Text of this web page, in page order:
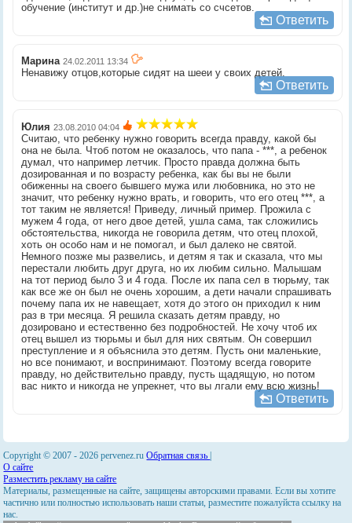
обучение (институт и др.)не снимать со счсетов.
Ответить
Марина 24.02.2011 13:34
Ненавижу отцов,которые сидят на шееи у своих детей.
Ответить
Юлия 23.08.2010 04:04
Считаю, что ребенку нужно говорить всегда правду, какой бы
она не была. Чтоб потом не оказалось, что папа - ***, а ребенок
думал, что например летчик. Просто правда должна быть
дозированная и по возрасту ребенка, как бы вы не были
обиженны на своего бывшего мужа или любовника, но это не
значит, что ребенку нужно врать, и говорить, что его отец ***, а
тот таким не является! Приведу, личный пример. Прожила с
мужем 4 года, от него двое детей, ушла сама, так сложились
обстоятельства, никогда не говорила детям, что отец плохой,
хоть он особо нам и не помогал, и был далеко не святой.
Немного позже мы развелись, и детям я так и сказала, что мы
перестали любить друг друга, но их любим сильно. Малышам
на тот период было 3 и 4 года. После их папа сел в тюрьму, так
как все же он был не очень хорошим, а дети начали спрашивать
почему папа их не навещает, хотя до этого он приходил к ним
раз в три месяца. Я решила сказать детям правду, но
дозировано и естественно без подробностей. Не хочу чтоб их
отец вышел из тюрьмы и был для них святым. Он совершил
преступление и я объяснила это детям. Пусть они маленькие,
но все понимают, и воспринимают. Поэтому всегда говорите
правду, но действительно правду, пусть щадящую, но потом
вас никто и никогда не упрекнет, что вы лгали ему всю жизнь!
Ответить
Copyright © 2007 -2026 pervenez.ruОбратная связь
О сайте
Разместить рекламу на сайте
Материалы, размещенные на сайте, защищены авторскими правами. Если вы хотите
частично или полностью использовать наши статьи, разместите пожалуйста ссылку на
нас.